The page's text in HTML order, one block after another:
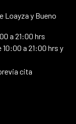
Loayza y Bueno
a 21:00 hrs
a 21:00 hrs y
cita